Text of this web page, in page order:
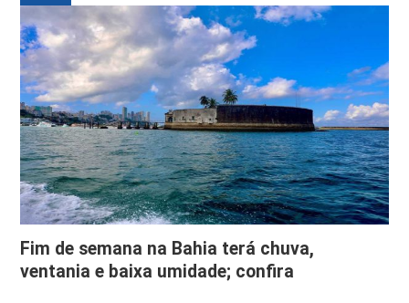
Fim de semana na Bahia terá chuva,
ventania e baixa umidade; confira